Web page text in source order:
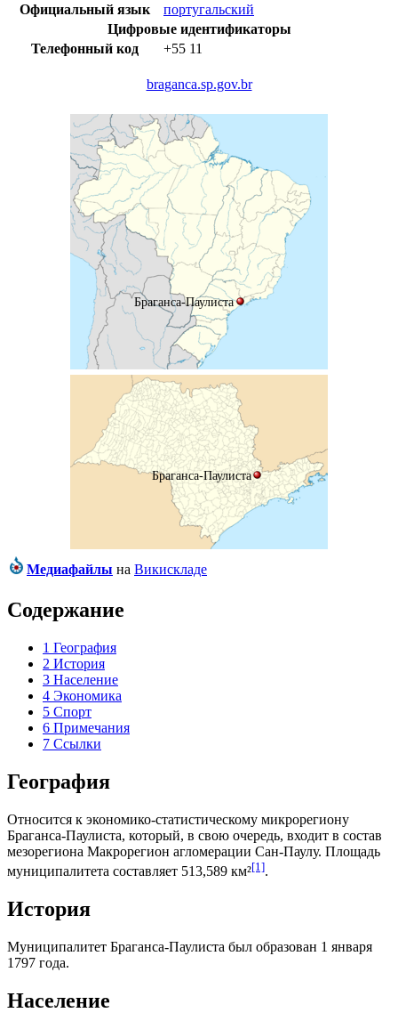
Официальный язык
португальский
Цифровые идентификаторы
Телефонный код
+55 11
braganca.sp.gov.br
Браганса-Паулиста
Браганса-Паулиста
Медиафайлы на Викискладе
Содержание
1 География
2 История
3 Население
4 Экономика
5 Спорт
6 Примечания
7 Ссылки
География
Относится к экономико-статистическому микрорегиону
Браганса-Паулиста, который, в свою очередь, входит в состав
мезорегиона Макрорегион агломерации Сан-Паулу. Площадь
муниципалитета составляет 513,589 км²[1].
История
Муниципалитет Браганса-Паулиста был образован 1 января
1797 года.
Население